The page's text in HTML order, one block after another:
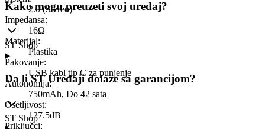
2.0 (Stereo)
Impedansa:
16Ω
Materijal:
Plastika
Pakovanje:
USB kabl tip C za punjenje
Autonomija:
750mAh, Do 42 sata
Osetljivost:
127.5dB
Priključci:
Kako mogu preuzeti svoj uređaj?
ST Shop
Da li ST Uređaji dolaze sa garancijom?
ST Shop